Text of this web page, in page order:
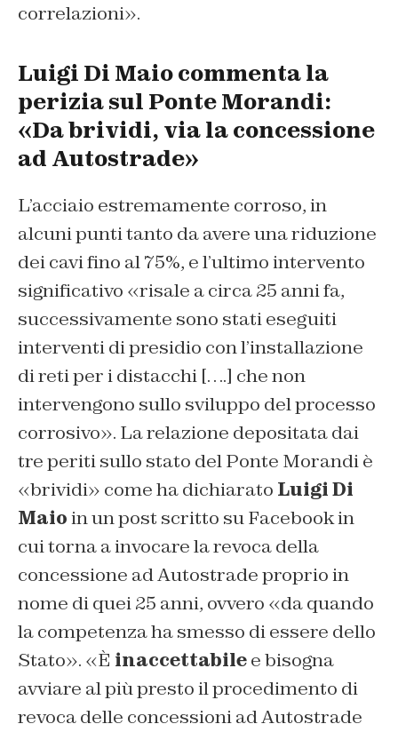
correlazioni».
Luigi Di Maio commenta la
perizia sul Ponte Morandi:
«Da brividi, via la concessione
ad Autostrade»
L’acciaio estremamente corroso, in
alcuni punti tanto da avere una riduzione
dei cavi fino al 75%, e l’ultimo intervento
significativo «risale a circa 25 anni fa,
successivamente sono stati eseguiti
interventi di presidio con l’installazione
di reti per i distacchi [….] che non
intervengono sullo sviluppo del processo
corrosivo». La relazione depositata dai
tre periti sullo stato del Ponte Morandi è
«brividi» come ha dichiarato Luigi Di
Maioin un post scritto su Facebook in
cui torna a invocare la revoca della
concessione ad Autostrade proprio in
nome di quei 25 anni, ovvero «da quando
la competenza ha smesso di essere dello
Stato». «È inaccettabilee bisogna
avviare al più presto il procedimento di
revoca delle concessioni ad Autostrade